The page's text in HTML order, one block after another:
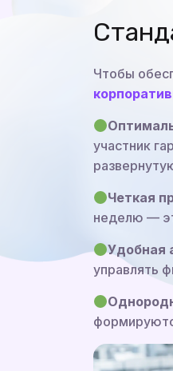
Чтобы
участник
Четкая
неделю —
Удобная
управлять